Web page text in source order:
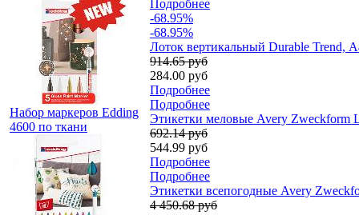
Набор маркеров Edding
4600 по ткани
Подробнее
-68.95%
-68.95%
Лоток вертикальный Durable Trend,
914.65 руб
284.00 руб
Подробнее
Подробнее
Этикетки меловые Avery Zweckform
692.14 руб
544.99 руб
Подробнее
Подробнее
Этикетки всепогодные Avery
4 450.68 руб